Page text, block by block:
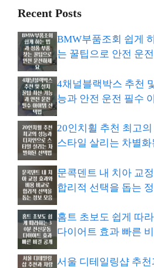
Recent Posts
BMW부품조회 쉽게
는 꿀팁으로 안전 운
4채널블랙박스 추천
능과 안전 운전 필수
20인치휠 추천 최고
스타일 살리는 차별화
문콕덴트 내 치아 교
합리적 선택을 돕는
홈트 초보도 쉽게 따
다이어트 효과 빠른
서울 디테일링샵 추